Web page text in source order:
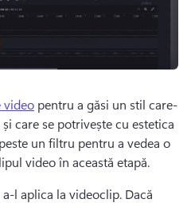
video pentru a găsi un stil care-
care se potrivește cu estetica
un filtru pentru a vedea o
video în această etapă.
l aplica la videoclip. Dacă